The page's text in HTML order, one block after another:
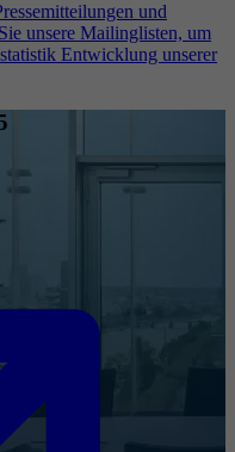
und
unsere Mailinglisten, um
Entwicklung unserer